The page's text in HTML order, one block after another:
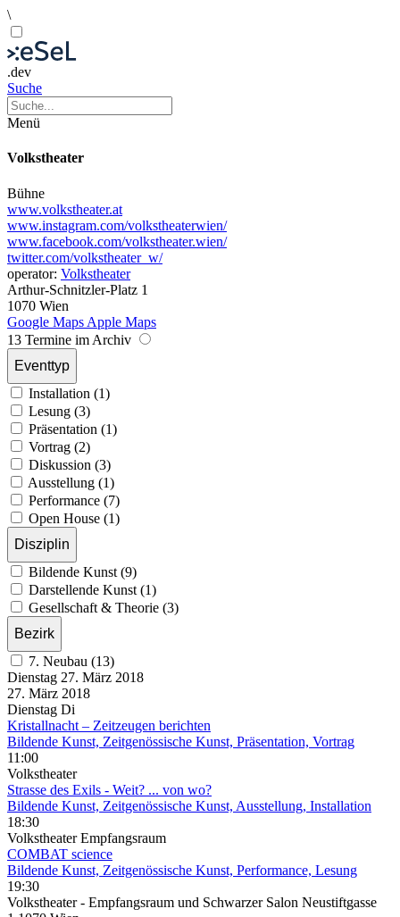
\
.dev
Suche
Menü
Volkstheater
Bühne
www.volkstheater.at
www.instagram.com/volkstheaterwien/
www.facebook.com/volkstheater.wien/
twitter.com/volkstheater_w/
operator: Volkstheater
Arthur-Schnitzler-Platz 1
1070 Wien
Google Maps Apple Maps
13 Termine im Archiv
Eventtyp
Installation (1)
Lesung (3)
Präsentation (1)
Vortrag (2)
Diskussion (3)
Ausstellung (1)
Performance (7)
Open House (1)
Disziplin
Bildende Kunst (9)
Darstellende Kunst (1)
Gesellschaft & Theorie (3)
Bezirk
7. Neubau (13)
Dienstag 27. März 2018
27. März 2018
Dienstag Di
Kristallnacht – Zeitzeugen berichten
Bildende Kunst, Zeitgenössische Kunst, Präsentation, Vortrag
11:00
Volkstheater
Strasse des Exils - Weit? ... von wo?
Bildende Kunst, Zeitgenössische Kunst, Ausstellung, Installation
18:30
Volkstheater Empfangsraum
COMBAT science
Bildende Kunst, Zeitgenössische Kunst, Performance, Lesung
19:30
Volkstheater - Empfangsraum und Schwarzer Salon Neustiftgasse